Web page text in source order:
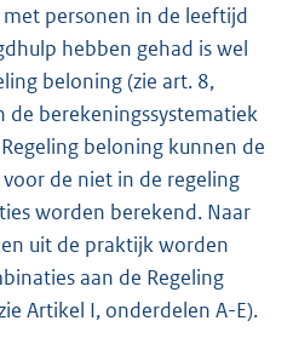
personen in de leeftijd
hebben gehad is wel
beloning (zie art. 8,
de berekeningssystematiek
beloning kunnen de
de niet in de regeling
worden berekend. Naar
uit de praktijk worden
aan de Regeling
Artikel I, onderdelen A-E).